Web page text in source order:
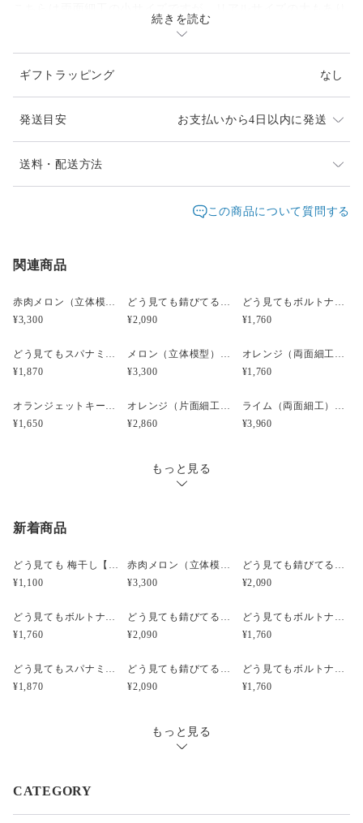
ます。
【商品の大きさ】サイズ㍉（縦ｘ横ｘ厚み）30ｘ30ｘ5
【商品の重さ】5g（片側）
イズのピアスです。
続きを読む
ギフトラッピング なし
発送目安 お支払いから4日以内に発送
発送は、通常２～4日以内（土日祝日は除く）に対応さ
レターパックプラスは、重さ４Kgまで全国一律料金600
郵便局員による対面でのお届けとなり、受領印または署
宅急便（ヤマト運輸）は、発送元は愛知県で地域別に送
追跡・補償サービスあり。
お届け日時等にご指定がある場合は、ご購入時に備考欄
※お届け日は、ご購入日の３日以降でお願いします。
※ご購入時が週末の場合は土日祝日を除いた３日以降で
ご面倒をお掛けしますが、ご注文の際はご留意下さい。
送料・配送方法
レターパックプラス
宅急便（ヤマト） ○／○ 地域別 ¥0〜
この商品について質問する
関連商品
赤肉メロン（立体模型）小サイズ☆リアルな食品サンプルのフルーツピアス
¥3,300
どう見ても錆びてるボルトナットのピアス（立体模型）☆ぺケ鉄TOOL☆リアルな工具模型のピアス
¥2,090
どう見てもボルトナットのピアス（立体模型）☆ぺケ鉄TOOL☆リアルな工具模型のピアス
¥1,760
どう見てもスパナミニS67のピアス【シルバー】（立体模型）☆ぺケ鉄TOOL☆リアルな工具模型のピアス
¥1,870
メロン（立体模型）小サイズ☆リアルな食品サンプルのフルーツピアス
¥3,300
オレンジ（両面細工）小サイズ☆リアル食品サンプルのフルーツキーホルダー
¥1,760
オランジェットキーホルダー（片面細工）☆リアルな食品サンプルのフルーツキーホルダー
¥1,650
オレンジ（片面細工）☆リアルな食品サンプルのフルーツイヤリング
¥2,860
ライム（両面細工）大サイズ☆リアルな食品サンプルのフルーツピアス
¥3,960
もっと見る
新着商品
どう見ても 梅干し【みつ漬け】）（立体模型）☆リアルな食品サンプルのキーホルダー
¥1,100
赤肉メロン（立体模型）小サイズ☆リアルな食品サンプルのフルーツピアス
¥3,300
どう見ても錆びてるボルトナットのピアス（立体模型）☆ぺケ鉄TOOL☆リアルな工具模型のピアス
¥2,090
どう見てもボルトナットのピアス（立体模型）☆ぺケ鉄TOOL☆リアルな工具模型のピアス
¥1,760
どう見ても錆びてるボルトナットのキーホルダー【SABI】（立体模型）☆ぺケ鉄TOOL☆リアルな工具模型のキーホルダー
¥2,090
どう見てもボルトナットのキーホルダー【無限ネジネジ】（立体模型）☆ぺケ鉄TOOL☆リアルな工具模型のキーホルダー
¥1,760
どう見てもスパナミニS67のピアス【シルバー】（立体模型）☆ぺケ鉄TOOL☆リアルな工具模型のピアス
¥1,870
どう見ても錆びてるボルトナットのイヤリング（立体模型）☆ぺケ鉄TOOL☆リアルな工具模型のイヤリング
¥2,090
どう見てもボルトナットのイヤリング（立体模型）☆ぺケ鉄TOOL☆リアルな工具模型のイヤリング
¥1,760
もっと見る
CATEGORY